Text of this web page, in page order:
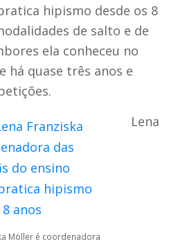
hipismo desde os 8
de salto e de
ela conheceu no
há quase três anos e
Möller é coordenadora
Lena